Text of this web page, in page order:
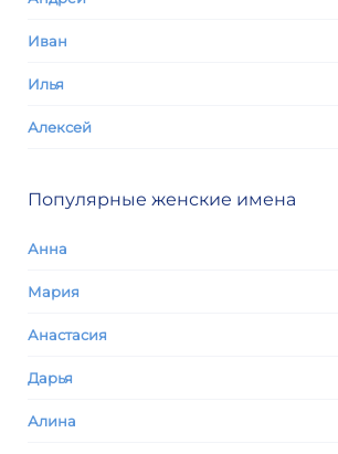
Иван
Илья
Алексей
Популярные женские имена
Анна
Мария
Анастасия
Дарья
Алина